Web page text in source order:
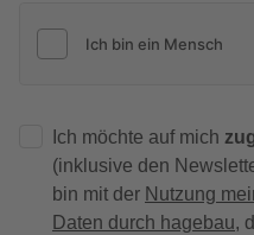
Ich möchte auf mich
(inklusive den
bin mit der Nutzung
Daten durch hagebau,